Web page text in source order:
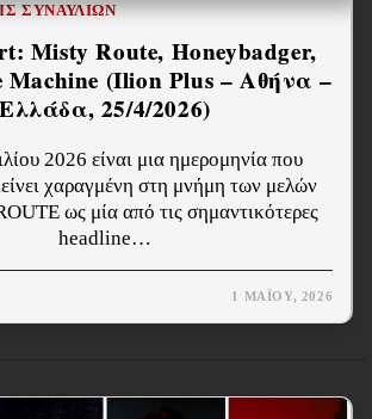
ΣΥΝΑΥΛΙΏΝ
Misty Route, Honeybadger,
Machine (Ilion Plus – Αθήνα –
Ελλάδα, 25/4/2026)
2026 είναι μια ημερομηνία που
χαραγμένη στη μνήμη των μελών
ως μία από τις σημαντικότερες
headline…
1 ΜΑΪ́ΟΥ, 2026